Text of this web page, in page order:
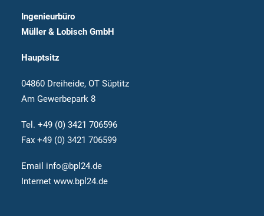
Ingenieurbüro
Müller & Lobisch GmbH
Hauptsitz
04860 Dreiheide, OT Süptitz
Am Gewerbepark 8
Tel. +49 (0) 3421 706596
Fax +49 (0) 3421 706599
Email info@bpl24.de
Internet www.bpl24.de